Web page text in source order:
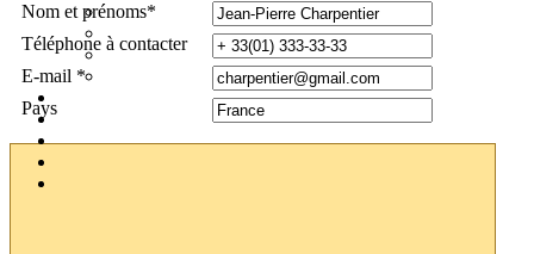
Nom et prénoms*
Téléphone à contacter
E-mail *
Pays